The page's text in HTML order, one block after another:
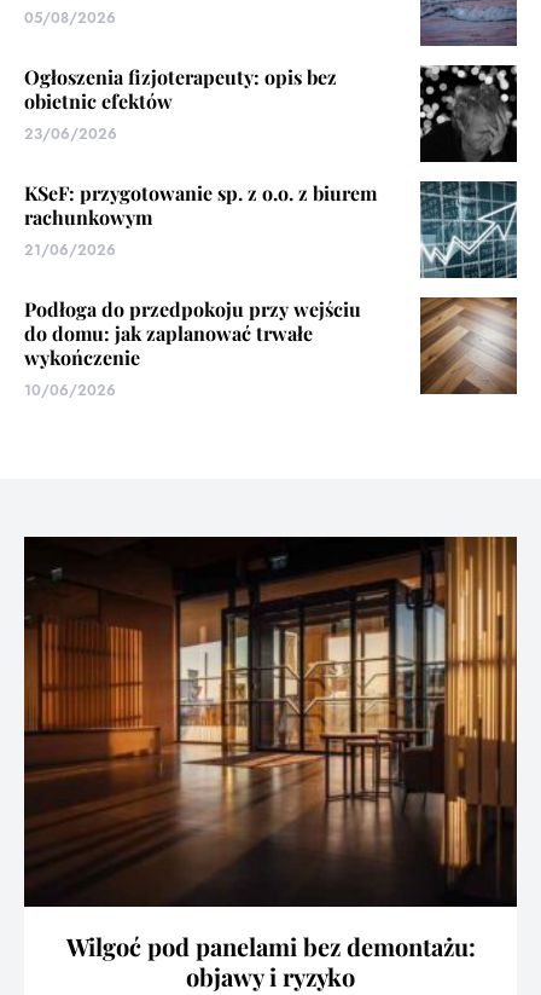
05/08/2026
Ogłoszenia fizjoterapeuty: opis bez
obietnic efektów
23/06/2026
KSeF: przygotowanie sp. z o.o. z biurem
rachunkowym
21/06/2026
Podłoga do przedpokoju przy wejściu
do domu: jak zaplanować trwałe
wykończenie
10/06/2026
Wilgoć pod panelami bez demontażu:
objawy i ryzyko